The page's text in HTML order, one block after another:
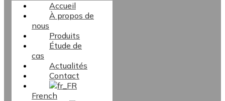
Accueil
À propos de
nous
Produits
Étude de
cas
Actualités
Contact
French